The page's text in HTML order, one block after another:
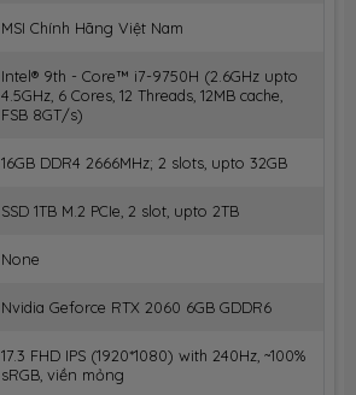
MSI Chính Hãng Việt Nam
Intel® 9th - Core™ i7-9750H (2.6GHz upto
4.5GHz, 6 Cores, 12 Threads, 12MB cache,
FSB 8GT/s)
16GB DDR4 2666MHz; 2 slots, upto 32GB
SSD 1TB M.2 PCIe, 2 slot, upto 2TB
None
Nvidia Geforce RTX 2060 6GB GDDR6
17.3 FHD IPS (1920*1080) with 240Hz, ~100%
sRGB, viền mỏng